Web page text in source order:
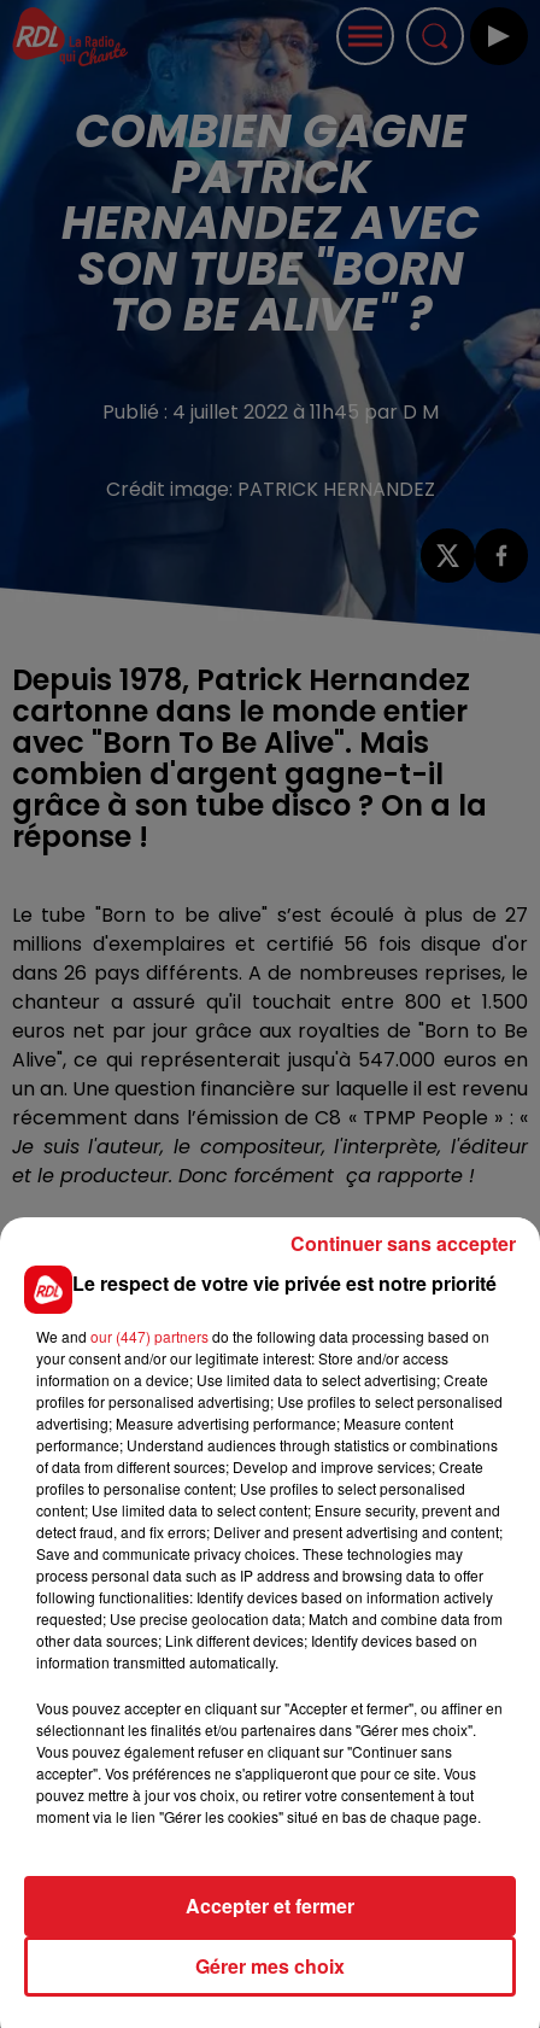
COMBIEN GAGNE
PATRICK
HERNANDEZ AVEC
SON TUBE "BORN
TO BE ALIVE" ?
Publié : 4 juillet 2022 à 11h45 par D M
Crédit image: PATRICK HERNANDEZ
Depuis 1978, Patrick Hernandez
cartonne dans le monde entier
avec "Born To Be Alive". Mais
combien d'argent gagne-t-il
grâce à son tube disco ? On a la
réponse !
Le tube "Born to be alive" s’est écoulé à plus de 27
millions d'exemplaires et certifié 56 fois disque d'or
dans 26 pays différents. A de nombreuses reprises, le
chanteur a assuré qu'il touchait entre 800 et 1.500
euros net par jour grâce aux royalties de "Born to Be
Alive", ce qui représenterait jusqu'à 547.000 euros en
un an. Une question financière sur laquelle il est revenu
récemment dans l’émission de C8 « TPMP People » : «
Je suis l'auteur, le compositeur, l'interprète, l'éditeur
et le producteur. Donc forcément ça rapporte !
Rassurez-vous, il ne me reste pas 1.500 balles
dans ma poche tous les soirs après le passage des
impôts. Donc voilà, mais ça rapporte beaucoup
d'argent oui
touche aussi quelques billets lorsque la chanson est
utilisée sur les réseaux sociaux.
Patrick Hernandez sera à l’affiche de « la nouvelle
tournée stars 80 » qui débutera en février 2023.
FIL D'ACTUS
15 juillet 2026
BÉTHUNE: ENQUÊTE POUR HOMICIDE
Selon les premiers éléments, le logement servait
à des prostituées
Le respect de votre vie privée est notre priorité
We and our (447) partnersdo the following data processing based on
your consent and/or our legitimate interest: Store and/or access
information on a device; Use limited data to select advertising; Create
profiles for personalised advertising; Use profiles to select personalised
advertising; Measure advertising performance; Measure content
performance; Understand audiences through statistics or combinations
of data from different sources; Develop and improve services; Create
profiles to personalise content; Use profiles to select personalised
content; Use limited data to select content; Ensure security, prevent and
detect fraud, and fix errors; Deliver and present advertising and content;
Save and communicate privacy choices. These technologies may
process personal data such as IP address and browsing data to offer
following functionalities: Identify devices based on information actively
requested; Use precise geolocation data; Match and combine data from
other data sources; Link different devices; Identify devices based on
information transmitted automatically.
Vous pouvez accepter en cliquant sur "Accepter et fermer", ou affiner en
sélectionnant les finalités et/ou partenaires dans "Gérer mes choix".
Vous pouvez également refuser en cliquant sur "Continuer sans
accepter". Vos préférences ne s'appliqueront que pour ce site. Vous
pouvez mettre à jour vos choix, ou retirer votre consentement à tout
moment via le lien "Gérer les cookies" situé en bas de chaque page.
Gérer mes choix
Accepter et fermer
Continuer sans accepter